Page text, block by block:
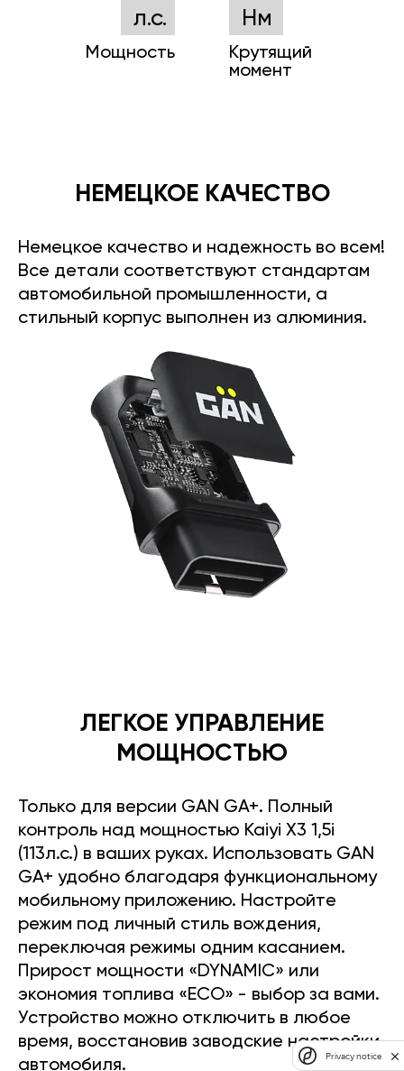
л.с.
Мощность
Нм
Крутящий
момент
НЕМЕЦКОЕ КАЧЕСТВО
Немецкое качество и надежность во всем!
Все детали соответствуют стандартам
автомобильной промышленности, а
стильный корпус выполнен из алюминия.
ЛЕГКОЕ УПРАВЛЕНИЕ
МОЩНОСТЬЮ
Только для версии GAN GA+. Полный
контроль над мощностью Kaiyi X3 1,5i
(113л.с.) в ваших руках. Использовать GAN
GA+ удобно благодаря функциональному
мобильному приложению. Настройте
режим под личный стиль вождения,
переключая режимы одним касанием.
Прирост мощности «DYNAMIC» или
экономия топлива «ECO» - выбор за вами.
Устройство можно отключить в любое
время, восстановив заводские настройки
автомобиля.
Privacy notice